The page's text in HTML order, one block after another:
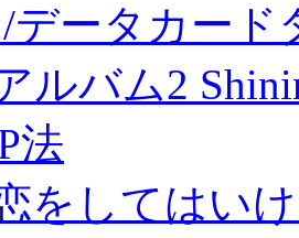
ータカード
ルバム2
法
をしてはい